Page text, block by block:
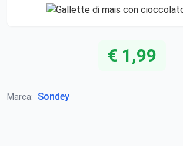
€ 1,99
Marca: Sondey